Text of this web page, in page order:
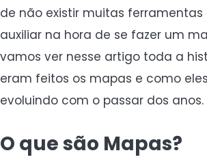
de não existir muitas ferramentas
auxiliar na hora de se fazer um
vamos ver nesse artigo toda a
eram feitos os mapas e como
evoluindo com o passar dos anos.
O que são Mapas?